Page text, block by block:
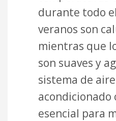
durante todo
veranos son
mientras que
son suaves y
sistema de aire
acondicionado
esencial para